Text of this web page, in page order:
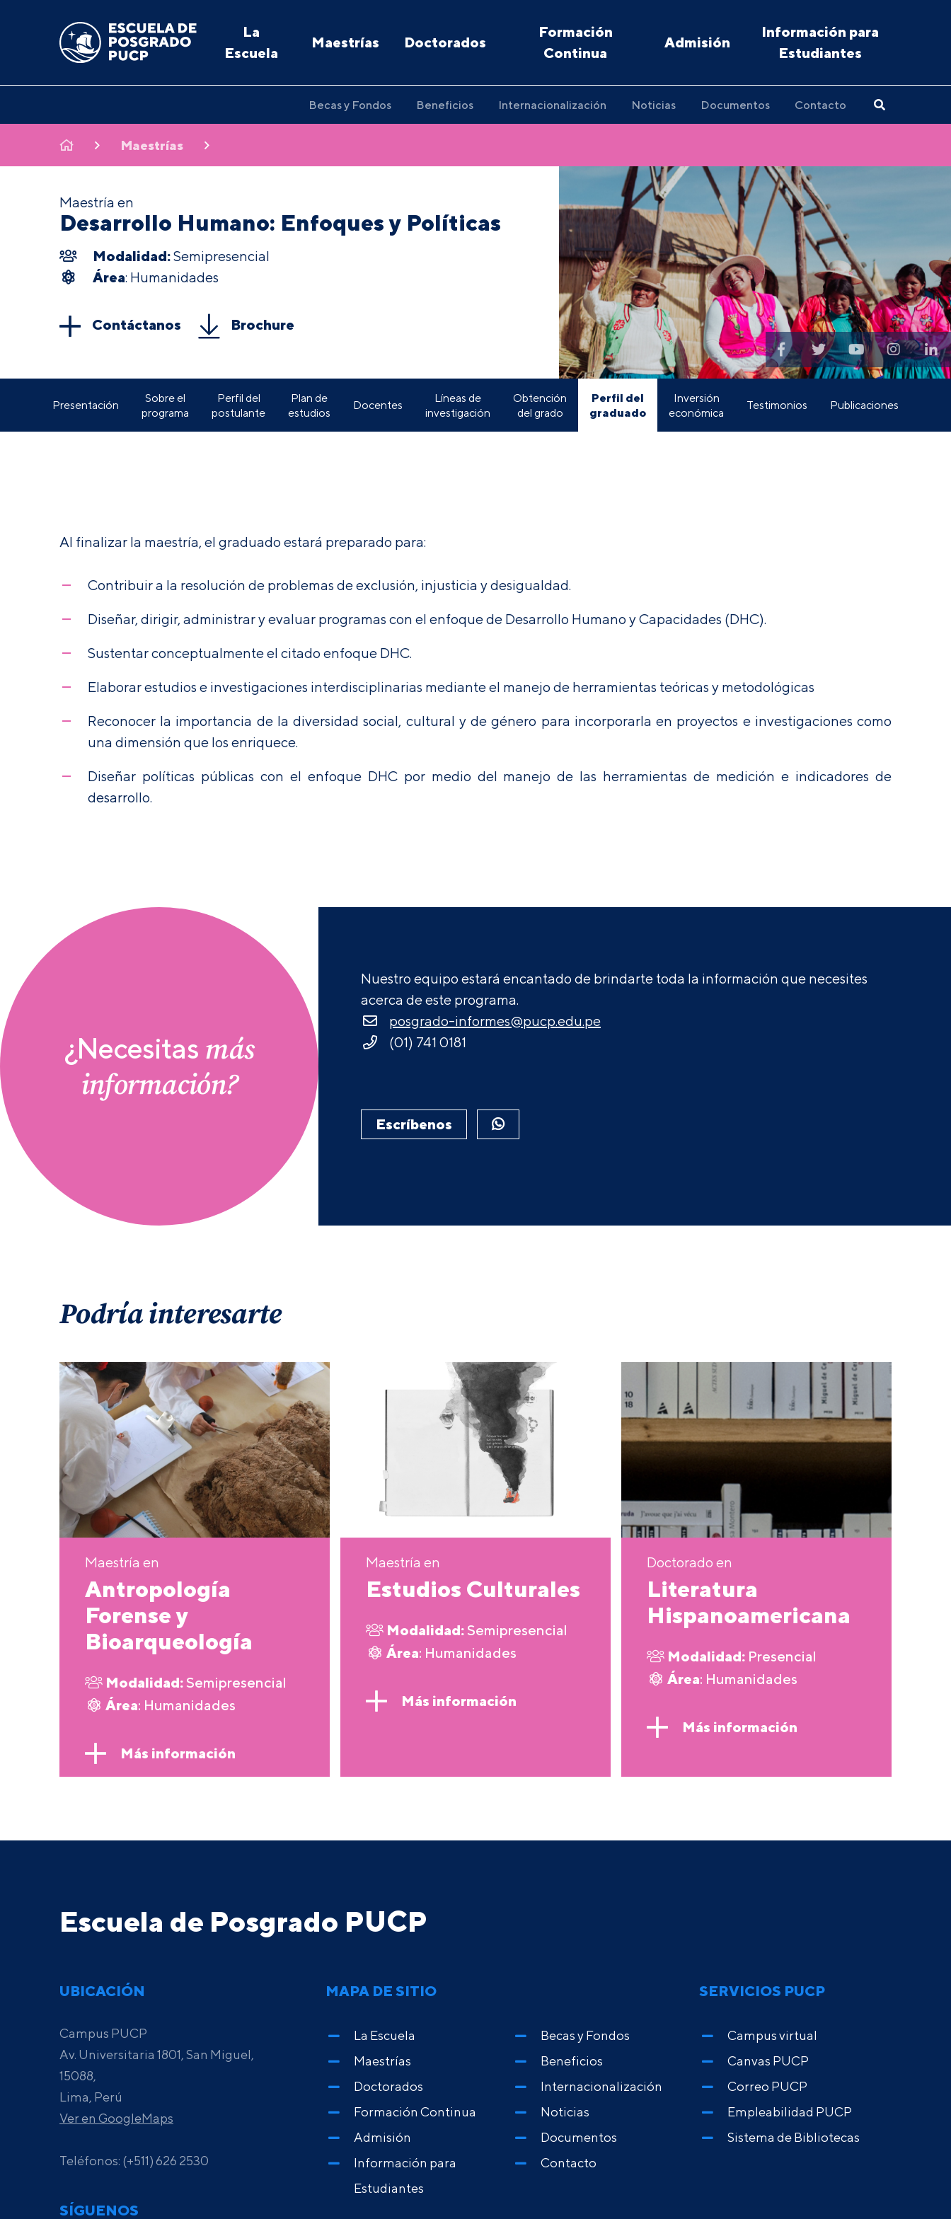
La
Escuela
Maestrías Doctorados
Formación
Continua
Admisión
Información para
Estudiantes
Becas y Fondos Beneficios Internacionalización Noticias Documentos Contacto
Maestrías
Maestría en
Desarrollo Humano: Enfoques y Políticas
Modalidad:Semipresencial
Área: Humanidades
Contáctanos Brochure
Presentación
Sobre el
programa
Perfil del
postulante
Plan de
estudios
Docentes
Líneas de
investigación
Obtención
del grado
Perfil del
graduado
Inversión
económica
Testimonios Publicaciones
Al finalizar la maestría, el graduado estará preparado para:
Contribuir a la resolución de problemas de exclusión, injusticia y desigualdad.
Diseñar, dirigir, administrar y evaluar programas con el enfoque de Desarrollo Humano y Capacidades (DHC).
Sustentar conceptualmente el citado enfoque DHC.
Elaborar estudios e investigaciones interdisciplinarias mediante el manejo de herramientas teóricas y metodológicas
Reconocer la importancia de la diversidad social, cultural y de género para incorporarla en proyectos e investigaciones como
una dimensión que los enriquece.
Diseñar políticas públicas con el enfoque DHC por medio del manejo de las herramientas de medición e indicadores de
desarrollo.
¿Necesitas más
información?
Nuestro equipo estará encantado de brindarte toda la información que necesites
acerca de este programa.
posgrado-informes@pucp.edu.pe
(01) 741 0181
Escríbenos
Podría interesarte
Maestría en
Antropología
Forense y
Bioarqueología
Modalidad: Semipresencial
Área: Humanidades
Más información
Maestría en
Estudios Culturales
Modalidad: Semipresencial
Área: Humanidades
Más información
Doctorado en
Literatura
Hispanoamericana
Modalidad: Presencial
Área: Humanidades
Más información
Escuela de Posgrado PUCP
UBICACIÓN
Campus PUCP
Av. Universitaria 1801, San Miguel,
15088,
Lima, Perú
Ver en GoogleMaps
Teléfonos: (+511) 626 2530
SÍGUENOS
MAPA DE SITIO
La Escuela
Maestrías
Doctorados
Formación Continua
Admisión
Información para
Estudiantes
Becas y Fondos
Beneficios
Internacionalización
Noticias
Documentos
Contacto
SERVICIOS PUCP
Campus virtual
Canvas PUCP
Correo PUCP
Empleabilidad PUCP
Sistema de Bibliotecas